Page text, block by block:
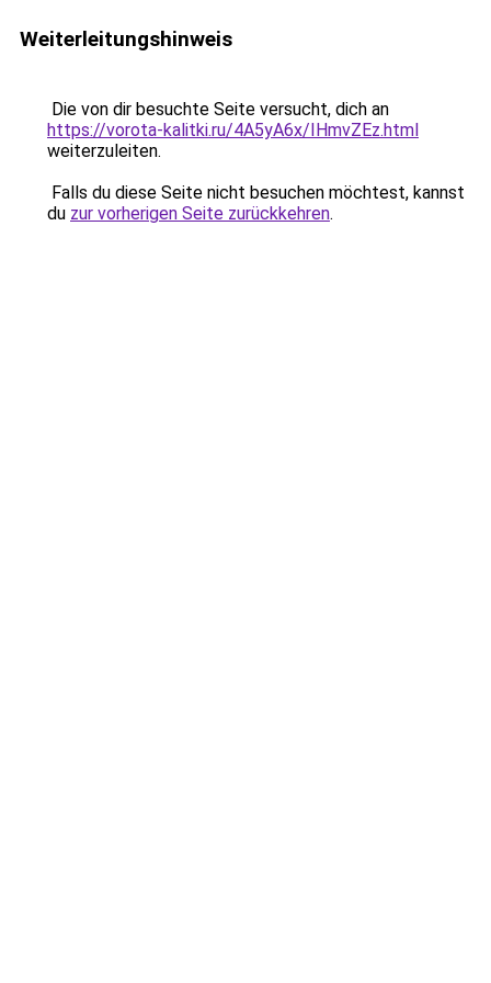
Weiterleitungshinweis
Die von dir besuchte Seite versucht, dich an
https://vorota-kalitki.ru/4A5yA6x/IHmvZEz.html
weiterzuleiten.
Falls du diese Seite nicht besuchen möchtest, kannst
du zur vorherigen Seite zurückkehren.